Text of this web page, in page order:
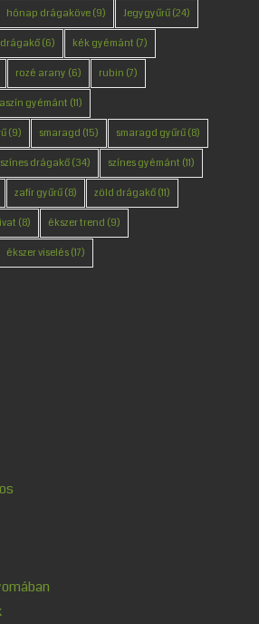
hónap drágaköve(9) Jegygyűrű(24)
(6) kék gyémánt (7)
rozé arany (6) rubin (7)
gyémánt (11)
(9) smaragd (15) smaragd gyűrű(8)
színes drágakő(34) színes gyémánt (11)
zafír gyűrű(8) zöld drágakő(11)
(8) ékszer trend (9)
ékszer viselés(17)